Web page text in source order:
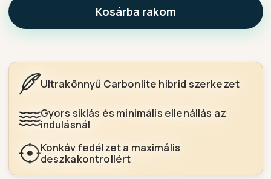
Kosárba rakom
Ultrakönnyű Carbonlite hibrid szerkezet
Gyors siklás és minimális ellenállás az
indulásnál
Konkáv fedélzet a maximális
deszkakontrollért